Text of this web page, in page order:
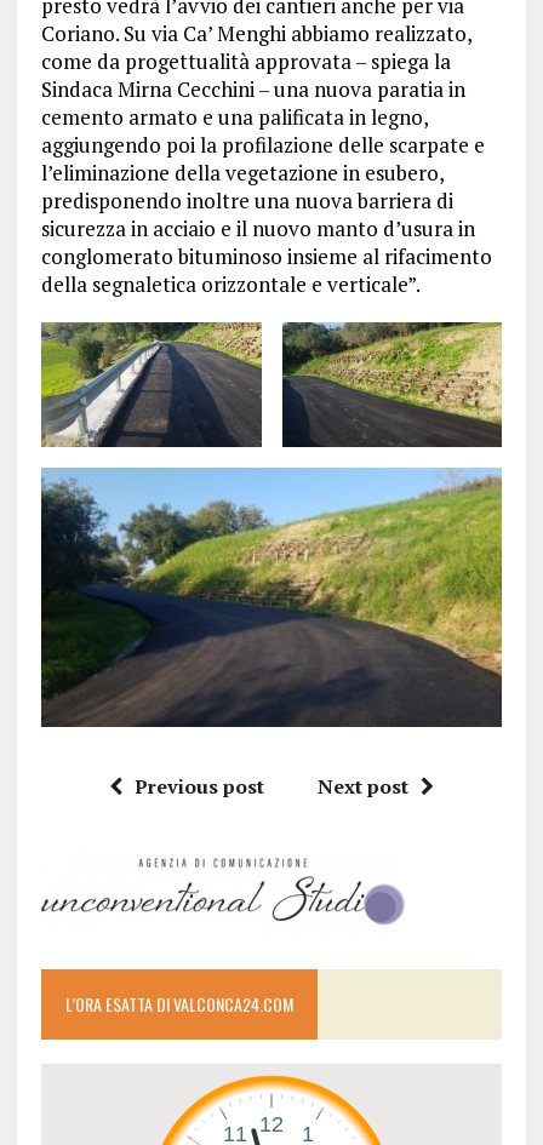
presto vedrà l’avvio dei cantieri anche per via
Coriano. Su via Ca’ Menghi abbiamo realizzato,
come da progettualità approvata – spiega la
Sindaca Mirna Cecchini – una nuova paratia in
cemento armato e una palificata in legno,
aggiungendo poi la profilazione delle scarpate e
l’eliminazione della vegetazione in esubero,
predisponendo inoltre una nuova barriera di
sicurezza in acciaio e il nuovo manto d’usura in
conglomerato bituminoso insieme al rifacimento
della segnaletica orizzontale e verticale”.
Previous post Next post
L’ORA ESATTA DI VALCONCA24.COM